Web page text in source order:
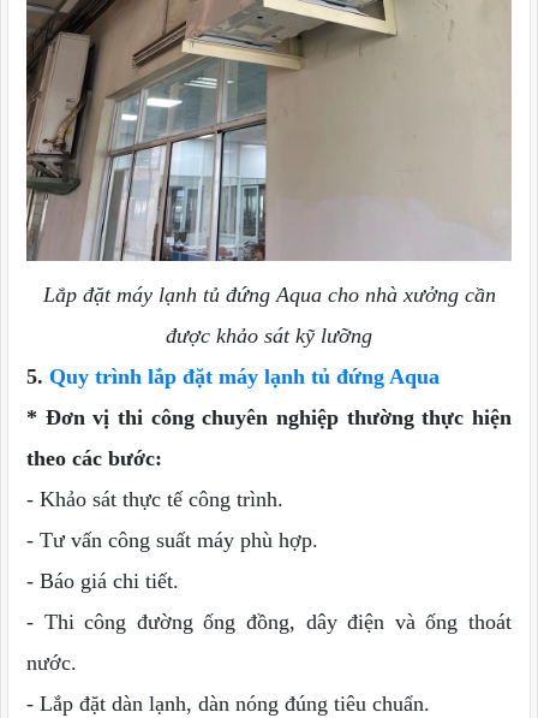
Lắp đặt máy lạnh tủ đứng Aqua cho nhà xưởng cần
được khảo sát kỹ lưỡng
5. Quy trình lắp đặt máy lạnh tủ đứng Aqua
* Đơn vị thi công chuyên nghiệp thường thực hiện
theo các bước:
- Khảo sát thực tế công trình.
- Tư vấn công suất máy phù hợp.
- Báo giá chi tiết.
- Thi công đường ống đồng, dây điện và ống thoát
nước.
- Lắp đặt dàn lạnh, dàn nóng đúng tiêu chuẩn.